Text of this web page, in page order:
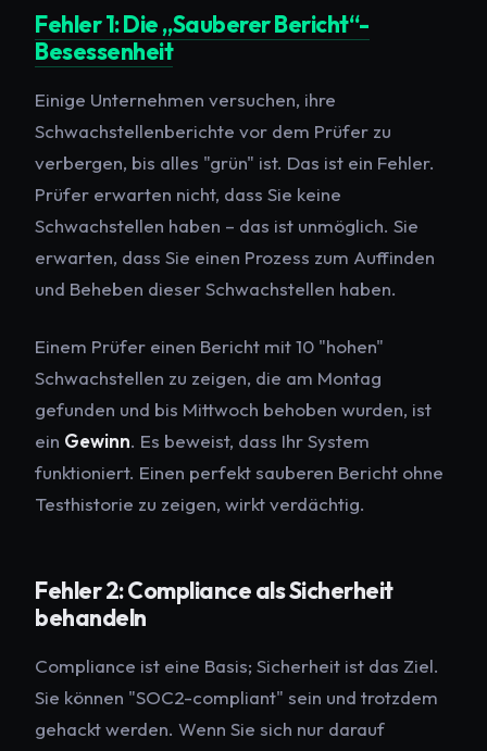
Fehler 1: Die „Sauberer Bericht“-
Besessenheit
Einige Unternehmen versuchen, ihre
Schwachstellenberichte vor dem Prüfer zu
verbergen, bis alles "grün" ist. Das ist ein Fehler.
Prüfer erwarten nicht, dass Sie keine
Schwachstellen haben – das ist unmöglich. Sie
erwarten, dass Sie einen Prozess zum Auffinden
und Beheben dieser Schwachstellen haben.
Einem Prüfer einen Bericht mit 10 "hohen"
Schwachstellen zu zeigen, die am Montag
gefunden und bis Mittwoch behoben wurden, ist
ein Gewinn. Es beweist, dass Ihr System
funktioniert. Einen perfekt sauberen Bericht ohne
Testhistorie zu zeigen, wirkt verdächtig.
Fehler 2: Compliance als Sicherheit
behandeln
Compliance ist eine Basis; Sicherheit ist das Ziel.
Sie können "SOC2-compliant" sein und trotzdem
gehackt werden. Wenn Sie sich nur darauf